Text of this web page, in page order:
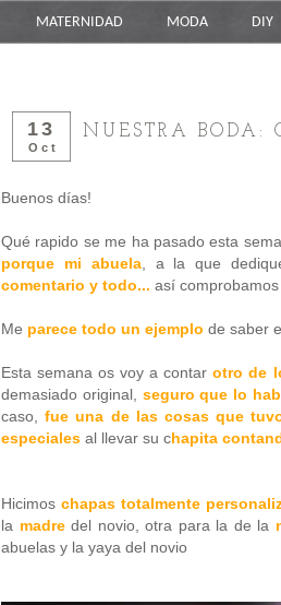
MATERNIDAD MODA DIY
13
Oct
NUESTRA BODA:
Buenos días!
Qué rapido se me ha pasado esta
porque mi abuela, a la que
comentario y todo... así
Me parece todo un ejemplo de saber
Esta semana os voy a contarotro de
demasiado original, seguro que lo
caso,fue una de las cosas que
especiales al llevar su chapita
Hicimoschapas totalmente
la madredel novio, otra para la de la
abuelas y la yaya del novio